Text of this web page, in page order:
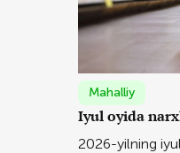
Mahalliy
Iyul oyida
2026-yilning